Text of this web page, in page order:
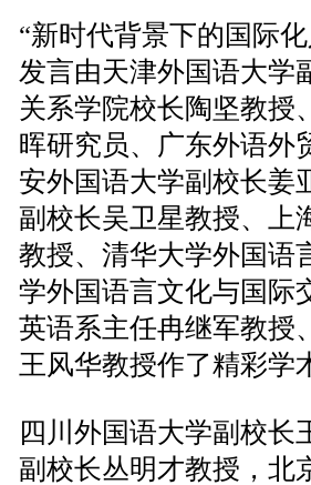
“新时代背景下的国际
发言由天津外国语大学
关系学院校长陶坚教授
晖研究员、广东外语外
安外国语大学副校长姜
副校长吴卫星教授、上
教授、清华大学外国语
学外国语言文化与国际
英语系主任冉继军教授
王风华教授作了精彩学
四川外国语大学副校长
副校长丛明才教授，北